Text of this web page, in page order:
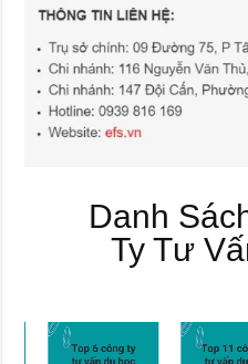
Danh
Ty Tư